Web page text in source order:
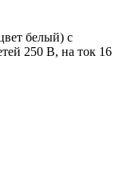
белый) с
250 В, на ток 16